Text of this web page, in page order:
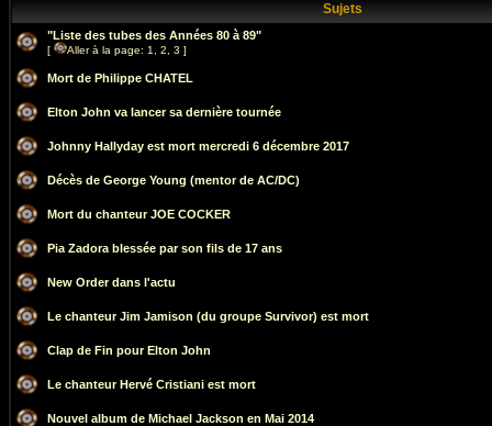
Sujets
"Liste des tubes des Années 80 à 89"
[ Aller à la page: 1 2 3 ]
Mort de Philippe CHATEL
Elton John va lancer sa dernière tournée
Johnny Hallyday est mort mercredi 6 décembre 2017
Décès de George Young (mentor de AC/DC)
Mort du chanteur JOE COCKER
Pia Zadora blessée par son fils de 17 ans
New Order dans l'actu
Le chanteur Jim Jamison (du groupe Survivor) est mort
Clap de Fin pour Elton John
Le chanteur Hervé Cristiani est mort
Nouvel album de Michael Jackson en Mai 2014